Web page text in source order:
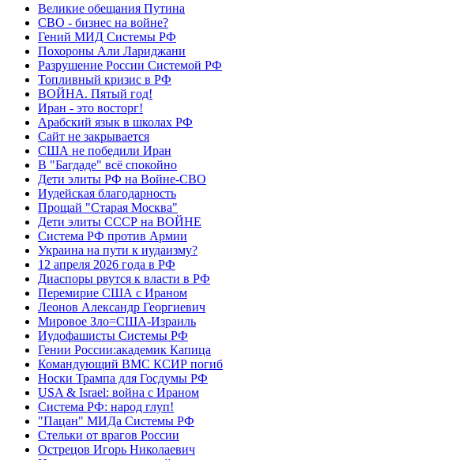
Великие обещания Путина
СВО - бизнес на войне?
Гений МИД Системы РФ
Похороны Али Лариджани
Разрушение России Системой РФ
Топливный кризис в РФ
ВОЙНА. Пятый год!
Иран - это восторг!
Арабский язык в школах РФ
Сайт не закрывается
США не победили Иран
В "Багдаде" всё спокойно
Дети элиты РФ на Войне-СВО
Иудейская благодарность
Прощай "Старая Москва"
Дети элиты СССР на ВОЙНЕ
Система РФ против Армии
Украина на пути к иудаизму?
12 апреля 2026 года в РФ
Диаспоры рвутся к власти в РФ
Перемирие США с Ираном
Леонов Александр Георгиевич
Мировое Зло=США-Израиль
Иудофашисты Системы РФ
Гении России:академик Капица
Командующий ВМС КСИР погиб
Носки Трампа для Госдумы РФ
USA & Israel: война с Ираном
Система РФ: народ глуп!
"Пацан" МИДа Системы РФ
Стельки от врагов России
Острецов Игорь Николаевич